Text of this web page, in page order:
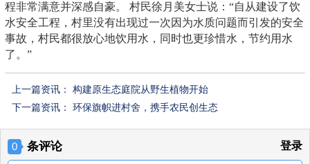
程非常满意并深感自豪。 村民徐月美女士说：“自从建设了饮
水安全工程，村里没有出现过一次因为水质问题而引发的安全
事故，村民都很放心地饮用水，同时也更珍惜水，节约用水
了。”
上一篇资讯： 构建原生态庭院从野生植物开始
下一篇资讯： 环保旗帜进村舍，携手农民创生态
0 条评论 登录